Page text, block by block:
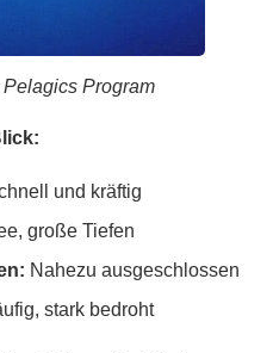
Program
und kräftig
große Tiefen
Nahezu ausgeschlossen
stark bedroht